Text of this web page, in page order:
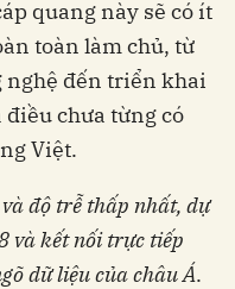
quang này sẽ có ít
toàn làm chủ, từ
nghệ đến triển khai
chưa từng có
Việt.
độ trễ thấp nhất, dự
và kết nối trực tiếp
dữ liệu của châu Á.